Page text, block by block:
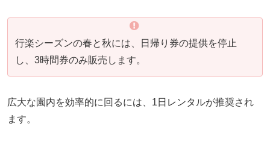
行楽シーズンの春と秋には、日帰り券の提供を停止
し、3時間券のみ販売します。
広大な園内を効率的に回るには、1日レンタルが推奨され
ます。